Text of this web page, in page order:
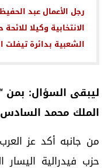
رجل الأعمال عبد
الانتخابية وكيلا
الشعبية بدائرة تيفلت
ليبقى السؤال:
الملك محمد السادس
من جانبه أكد عز
حزب فيدرالية